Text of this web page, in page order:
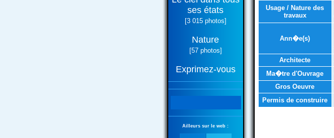
ses états
[3 015 photos]
Nature
[57 photos]
Exprimez-vous
Ailleurs sur le web :
Usage / Nature des
travaux
Ann�e(s)
Architecte
Ma�tre d'Ouvrage
Gros Oeuvre
Permis de construire